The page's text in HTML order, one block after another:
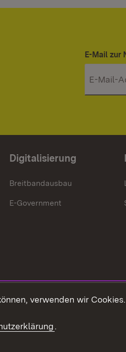
E-Mail zur
Digitalisierung
Breitbandausbau
E-Government
verwenden wir Cookies.
.